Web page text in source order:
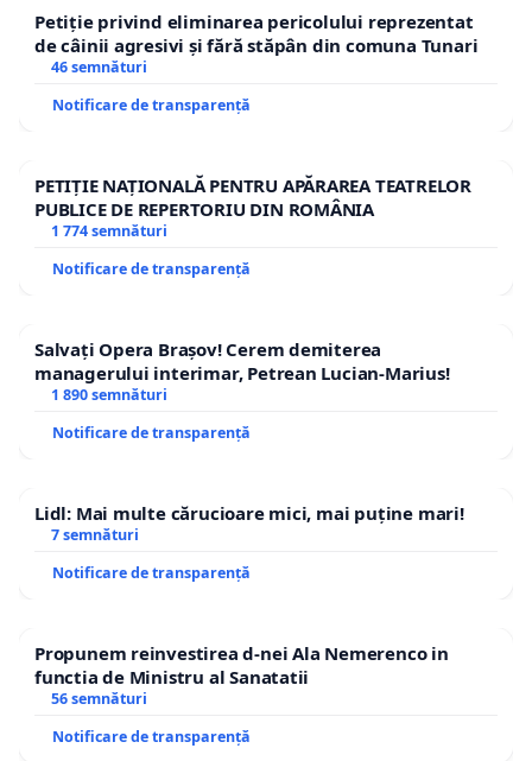
Petiție privind eliminarea pericolului reprezentat
de câinii agresivi și fără stăpân din comuna Tunari
46 semnături
Notificare de transparență
PETIȚIE NAȚIONALĂ PENTRU APĂRAREA TEATRELOR
PUBLICE DE REPERTORIU DIN ROMÂNIA
1 774 semnături
Notificare de transparență
Salvați Opera Brașov! Cerem demiterea
managerului interimar, Petrean Lucian-Marius!
1 890 semnături
Notificare de transparență
Lidl: Mai multe cărucioare mici, mai puține mari!
7 semnături
Notificare de transparență
Propunem reinvestirea d-nei Ala Nemerenco in
functia de Ministru al Sanatatii
56 semnături
Notificare de transparență